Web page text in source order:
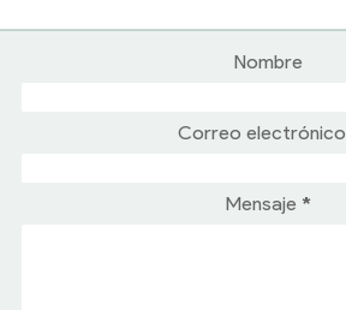
Nombre
Correo electrónico
Mensaje *